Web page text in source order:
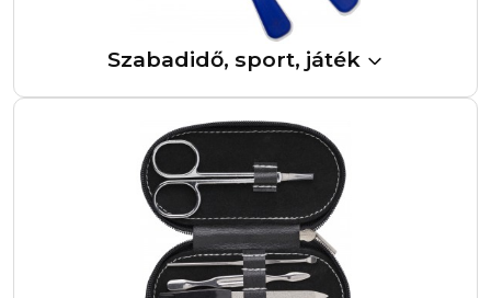
Szabadidő, sport, játék